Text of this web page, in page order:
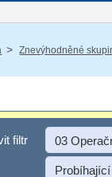
/ Znevýhodněné
filtr
filtr 03